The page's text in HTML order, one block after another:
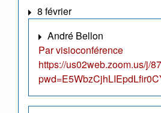
8 février
André Bellon
Par visioconférence
https://us02web.zoom.us/j/